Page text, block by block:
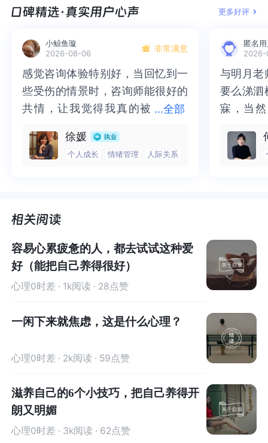
的那些个变化。比如，你正在聚精会神的看动画片，这时
油”打破了你的生活节奏，也就是一个生活事件。
开学对某些人来说，就像是身后突然追出来一头饥肠辘辘
的狮子。
为了应对这些变化就会引起一系列生理与心理的反应。这
些变化有的是让我们烦心的事，有的是让我们高兴的事。
开学，意味着我们从家庭环境走入了学校环境，要经历不
一样的人，不一样的事。如果是新入学这种变化的体验可
能更加强烈。
引起应激水平最高的配偶死亡的LCU定为100，其他生活事
个常见的生活事件（LCU=26）。
每个人应对变化的反应强度都有少许差异。
开学对某些人来说压力适中，让我们保持良好的战斗力。
但对于某些人来说，开学就像突然出现的一头猛兽，让我
们出现强烈的“fight or flight”的反应
更多好评
小鲸鱼璇
2026-08-06
非常满意
...全部
感觉咨询体验特别好，当回忆到一
些受伤的情景时，咨询师能很好的
共情，让我觉得我真的被
一部分未处理的情绪被注意到了，
而且当咨询师准确说出我当时的情
觉轻快了很多，感觉轻松了。很感
谢咨询师姐姐！
感觉咨询体验特别好，当回忆到一
些受伤的情景时，咨询师能很好的
共情，让我觉得我真的被抱住了。
处理的情绪被注意到了，而且当咨
询师准确说出我当时的情绪，我感
了很多，感觉轻松了。很感谢咨询
师姐姐！
徐媛
个人成长 情绪管理 人际关系
匿名
2026-
与明月老
要么涕泗
寐，当
来，觉
再困于
与明月老
要么涕泗
寐，当然
不必再
梏，更
容易心累疲惫的人，都去试试这种爱
好（能把自己养得很好）
心理0时差 · 1k阅读 · 28点赞
一闲下来就焦虑，这是什么心理？
心理0时差 · 2k阅读 · 59点赞
滋养自己的6个小技巧，把自己养得开
朗又明媚
心理0时差 · 3k阅读 · 62点赞